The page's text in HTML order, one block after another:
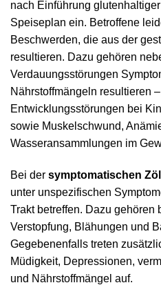
nach Einführung
Speiseplan ein. Betroffene
Beschwerden, die aus der
resultieren. Dazu gehören
Verdauungsstörungen
Nährstoffmängeln resultieren
Entwicklungsstörungen bei
sowie Muskelschwund,
Wasseransammlungen im
Bei der symptomatischen
unter unspezifischen
Trakt betreffen. Dazu
Verstopfung, Blähungen und
Gegebenenfalls treten
Müdigkeit, Depressionen,
und Nährstoffmängel auf.